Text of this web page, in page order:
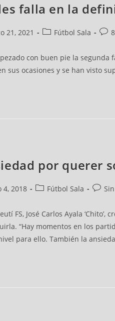
falla en la
21, 2021 Fútbol Sala
con buen pie la
sus ocasiones y se han visto
por querer
4, 2018 Fútbol Sala
FS, José Carlos Ayala
“Hay momentos en los
para ello. También la